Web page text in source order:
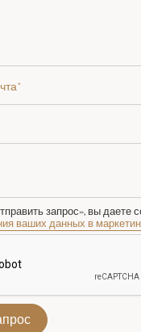
запрос», вы даете
ваших данных в